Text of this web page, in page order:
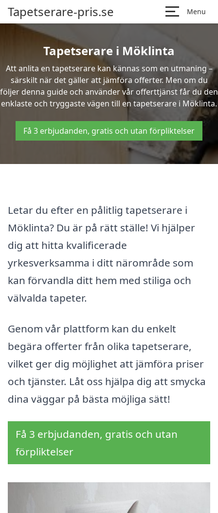
Tapetserare-pris.se Menu
Tapetserare i Möklinta
Att anlita en tapetserare kan kännas som en utmaning –
särskilt när det gäller att jämföra offerter. Men om du
följer denna guide och använder vår offerttjänst får du den
enklaste och tryggaste vägen till en tapetserare i Möklinta.
Få 3 erbjudanden, gratis och utan förpliktelser
Letar du efter en pålitlig tapetserare i
Möklinta? Du är på rätt ställe! Vi hjälper
dig att hitta kvalificerade
yrkesverksamma i ditt närområde som
kan förvandla ditt hem med stiliga och
välvalda tapeter.
Genom vår plattform kan du enkelt
begära offerter från olika tapetserare,
vilket ger dig möjlighet att jämföra priser
och tjänster. Låt oss hjälpa dig att smycka
dina väggar på bästa möjliga sätt!
Få 3 erbjudanden, gratis och utan
förpliktelser